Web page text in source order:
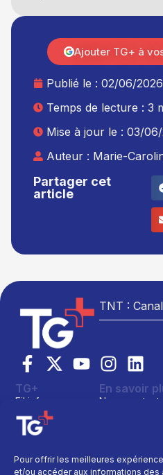
Pour offrir les meilleures
et/ou accéder aux informations
Partager cet
article
Publié le : 02/06/
Temps de lecture : 3
Mise à jour le : 03/
Auteur : Marie-
Ajouter TG+ à
TNT :
TG+
Fil info
Replay
Direct
Programme TV
En savoir
Nous contacter
Devenir
Données
personnelles